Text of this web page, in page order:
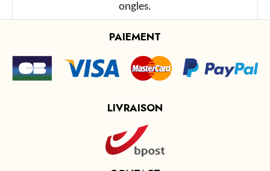
ongles.
PAIEMENT
LIVRAISON